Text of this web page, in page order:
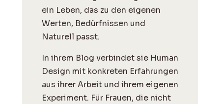
ein Leben, das zu den eigenen
Werten, Bedürfnissen und
Naturell passt.
In ihrem Blog verbindet sie Human
Design mit konkreten Erfahrungen
aus ihrer Arbeit und ihrem eigenen
Experiment. Für Frauen, die nicht